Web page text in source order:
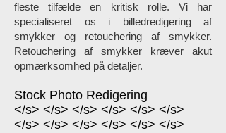
fleste tilfælde en kritisk rolle. Vi har
specialiseret os i billedredigering af
smykker og retouchering af smykker.
Retouchering af smykker kræver akut
opmærksomhed på detaljer.
Stock Photo Redigering
</s> </s> </s> </s> </s> </s>
</s> </s> </s> </s> </s> </s>